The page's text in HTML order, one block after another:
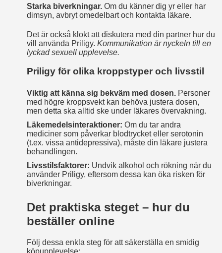
Starka biverkningar.Om du känner dig yr eller har
dimsyn, avbryt omedelbart och kontakta läkare.
Det är också klokt att diskutera med din partner hur du
vill använda Priligy. Kommunikation är nyckeln till en
lyckad sexuell upplevelse.
Priligy för olika kroppstyper och livsstil
Viktig att känna sig bekväm med dosen.Personer
med högre kroppsvekt kan behöva justera dosen,
men detta ska alltid ske under läkares övervakning.
Läkemedelsinteraktioner: Om du tar andra
mediciner som påverkar blodtrycket eller serotonin
(t.ex. vissa antidepressiva), måste din läkare justera
behandlingen.
Livsstilsfaktorer: Undvik alkohol och rökning när du
använder Priligy, eftersom dessa kan öka risken för
biverkningar.
Det praktiska steget – hur du
beställer online
Följ dessa enkla steg för att säkerställa en smidig
köpupplevelse: